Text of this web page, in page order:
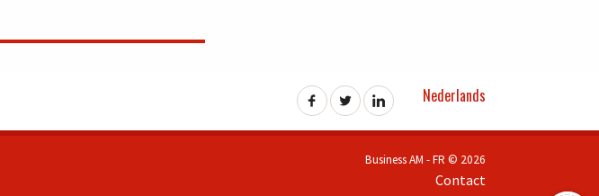
Nederlands
Business AM - FR © 2026
Contact